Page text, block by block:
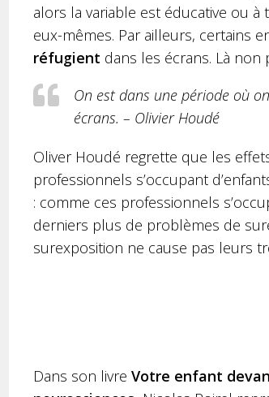
alors la variable est éducative ou à
eux-mêmes. Par ailleurs, certains
réfugient dans les écrans. Là non
On est dans une période où
écrans. – Olivier Houdé
Oliver Houdé regrette que les
professionnels s’occupant
: comme ces professionnels
derniers plus de problèmes de
surexposition ne cause pas leurs
Dans son livre Votre enfant